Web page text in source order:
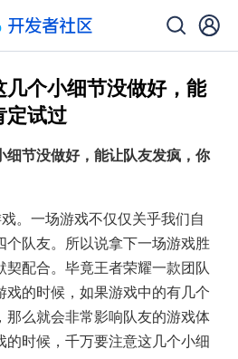
个小细节没做好，能
定试过
细节没做好，能让队友发疯，你
。一场游戏不仅仅关乎我们自
个队友。所以说拿下一场游戏胜
配合。毕竟王者荣耀一款团队
的时候，如果游戏中的有几个
那么就会非常影响队友的游戏体
时候，千万要注意这几个小细